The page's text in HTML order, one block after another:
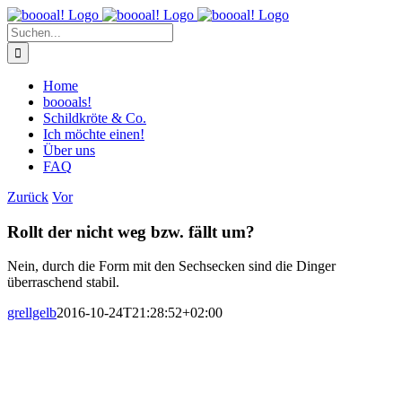
Zum
Inhalt
springen
Suche
nach:
Home
boooals!
Schildkröte & Co.
Ich möchte einen!
Über uns
FAQ
Zurück Vor
Rollt der nicht weg bzw. fällt um?
Nein, durch die Form mit den Sechsecken sind die Dinger
überraschend stabil.
grellgelb2016-10-24T21:28:52+02:00